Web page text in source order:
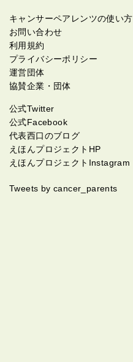
キャンサーペアレンツの使い方
お問い合わせ
利用規約
プライバシーポリシー
運営団体
協賛企業・団体
公式Twitter
公式Facebook
代表西口のブログ
えほんプロジェクトHP
えほんプロジェクトInstagram
Tweets by cancer_parents